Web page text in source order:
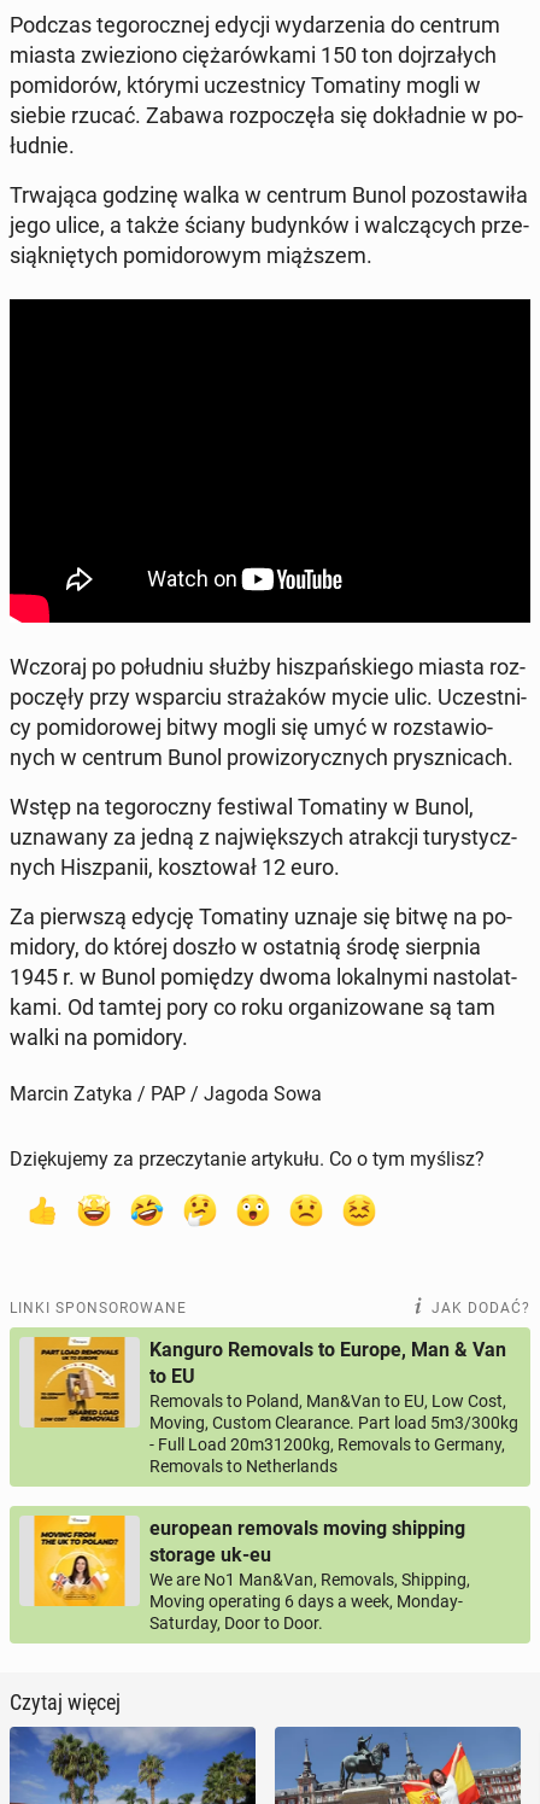
Podczas te­go­rocz­nej edycji wy­da­rze­nia do centrum
miasta zwie­zio­no cię­ża­rów­ka­mi 150 ton doj­rza­łych
po­mi­do­rów, którymi uczest­ni­cy To­ma­ti­ny mogli w
siebie rzucać. Zabawa roz­po­czę­ła się do­kład­nie w po­
łu­dnie.
Trwa­ją­ca godzinę walka w centrum Bunol po­zo­sta­wi­ła
jego ulice, a także ściany bu­dyn­ków i wal­czą­cych prze­
siąk­nię­tych po­mi­do­ro­wym miąż­szem.
Wczoraj po po­łu­dniu służby hisz­pań­skie­go miasta roz­
po­czę­ły przy wspar­ciu stra­ża­ków mycie ulic. Uczest­ni­
cy po­mi­do­ro­wej bitwy mogli się umyć w roz­sta­wio­
nych w centrum Bunol pro­wi­zo­rycz­nych prysz­ni­cach.
Wstęp na te­go­rocz­ny fe­sti­wal To­ma­ti­ny w Bunol,
uzna­wa­ny za jedną z naj­więk­szych atrak­cji tu­ry­stycz­
nych Hisz­pa­nii, kosz­to­wał 12 euro.
Za pierw­szą edycję To­ma­ti­ny uznaje się bitwę na po­
mi­do­ry, do której doszło w ostat­nią środę sierp­nia
1945 r. w Bunol po­mię­dzy dwoma lo­kal­ny­mi na­sto­lat­
ka­mi. Od tamtej pory co roku or­ga­ni­zo­wa­ne są tam
walki na po­mi­do­ry.
Marcin Zatyka / PAP / Jagoda Sowa
Dziękujemy za przeczytanie artykułu. Co o tym myślisz?
LINKI SPONSOROWANE JAK DODAĆ?
Kanguro Removals to Europe, Man & Van
to EU
Removals to Poland, Man&Van to EU, Low Cost,
Moving, Custom Clearance. Part load 5m3/300kg
- Full Load 20m31200kg, Removals to Germany,
Removals to Netherlands
european removals moving shipping
storage uk-eu
We are No1 Man&Van, Removals, Shipping,
Moving operating 6 days a week, Monday-
Saturday, Door to Door.
Czytaj więcej